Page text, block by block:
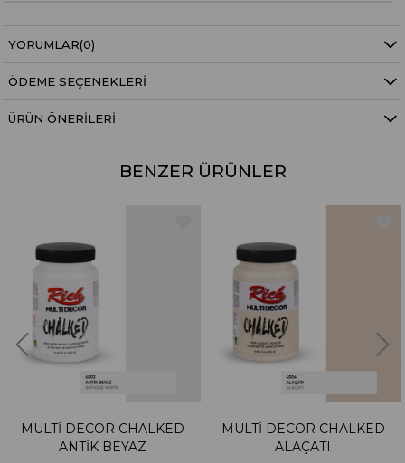
YORUMLAR(0)
ÖDEME SEÇENEKLERI
ÜRÜN ÖNERILERI
BENZER ÜRÜNLER
MULTİ DECOR CHALKED
ANTİK BEYAZ
MULTİ DECOR CHALKED
ALAÇATI